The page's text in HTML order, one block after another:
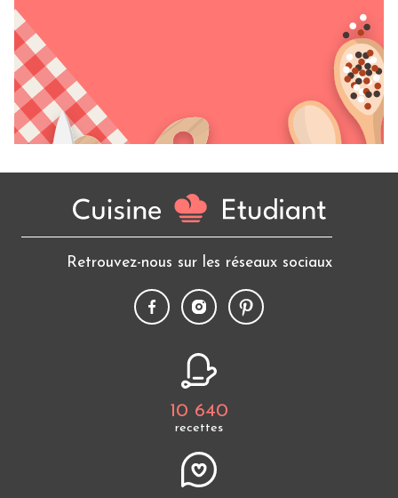
Retrouvez-nous sur les réseaux sociaux
10 640
recettes